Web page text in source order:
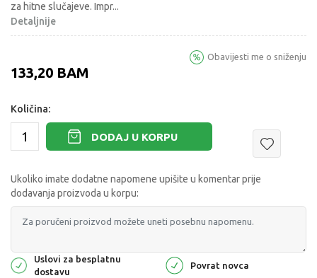
za hitne slučajeve. Impr...
Detaljnije
133,20 BAM
Obavijesti me o sniženju
Količina:
DODAJ U KORPU
Ukoliko imate dodatne napomene upišite u komentar prije
dodavanja proizvoda u korpu:
Uslovi za besplatnu
dostavu
Povrat novca